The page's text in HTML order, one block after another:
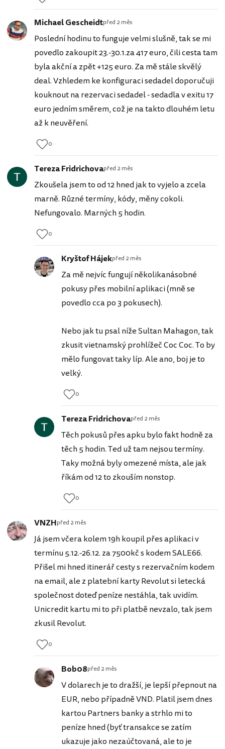
Michael Gescheidtpřed 2 měs
Poslední hodinu to funguje velmi slušně, tak se mi
povedlo zakoupit 23.-30.1.za 417 euro, čili cesta tam
byla akční a zpět +125 euro. Za mě stále skvělý
deal. Vzhledem ke konfiguraci sedadel doporučuji
kouknout na rezervaci sedadel - sedadla v exitu 17
euro jedním směrem, což je na takto dlouhém letu
až k neuvěření.
0
Tereza Fridrichovapřed 2 měs
Zkoušela jsem to od 12 hned jak to vyjelo a zcela
marně. Různé termíny, kódy, měny cokoli.
Nefungovalo. Marných 5 hodin.
0
Kryštof Hájekpřed 2 měs
Za mě nejvíc fungují několikanásobné
pokusy přes mobilní aplikaci (mně se
povedlo cca po 3 pokusech).
Nebo jak tu psal níže Sultan Mahagon, tak
zkusit vietnamský prohlížeč Coc Coc. To by
mělo fungovat taky líp. Ale ano, boj je to
velký.
0
Tereza Fridrichovapřed 2 měs
Těch pokusů přes apku bylo fakt hodně za
těch 5 hodin. Ted už tam nejsou termíny.
Taky možná byly omezené místa, ale jak
říkám od 12 to zkouším nonstop.
0
VNZHpřed 2 měs
Já jsem včera kolem 19h koupil přes aplikaci v
termínu 5.12.-26.12. za 7500kč s kodem SALE66.
Přišel mi hned itinerář cesty s rezervačním kodem
na email, ale z platební karty Revolut si letecká
společnost doteď peníze nestáhla, tak uvidím.
Unicredit kartu mi to při platbě nevzalo, tak jsem
zkusil Revolut.
0
Bob08před 2 měs
V dolarech je to dražší, je lepší přepnout na
EUR, nebo případně VND. Platil jsem dnes
kartou Partners banky a strhlo mi to
peníze hned (byť transakce se zatím
ukazuje jako nezaúčtovaná, ale to je